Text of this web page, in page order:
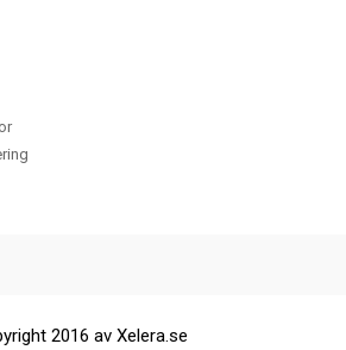
2016 av Xelera.se